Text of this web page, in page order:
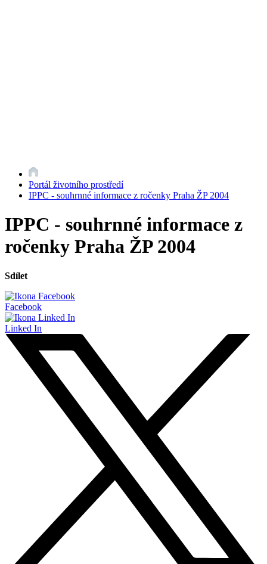
Portál životního prostředí
IPPC - souhrnné informace z ročenky Praha ŽP 2004
IPPC - souhrnné informace z
ročenky Praha ŽP 2004
Sdílet
Facebook
Linked In